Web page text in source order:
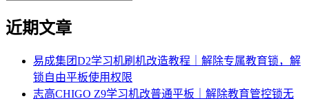
近期文章
易成集团D2学习机刷机改造教程｜解除专属教育锁，解
锁自由平板使用权限
志高CHIGO Z9学习机改普通平板｜解除教育管控锁无